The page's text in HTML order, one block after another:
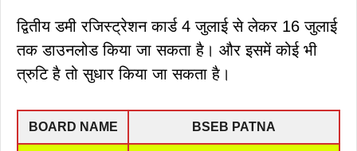
द्वितीय डमी रजिस्ट्रेशन कार्ड 4 जुलाई से लेकर 16 जुलाई
तक डाउनलोड किया जा सकता है। और इसमें कोई भी
त्रुटि है तो सुधार किया जा सकता है।
BOARD NAME BSEB PATNA